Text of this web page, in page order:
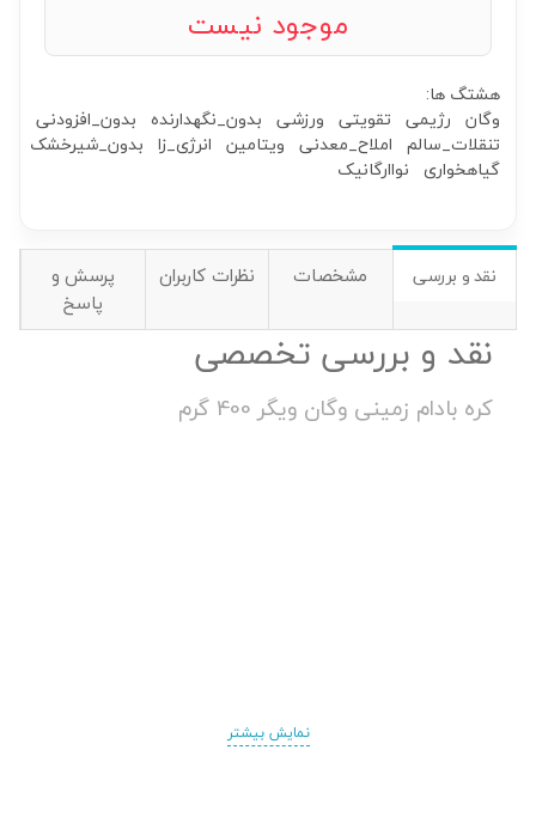
موجود نیست
هشتگ ها:
وگان رژیمی تقویتی ورزشی بدون_نگهدارنده بدون_افزودنی
تنقلات_سالم املاح_معدنی ویتامین انرژی_زا بدون_شیرخشک
گیاهخواری نواارگانیک
نقد و بررسی مشخصات نظرات کاربران
پرسش و
پاسخ
نقد و بررسی تخصصی
کره بادام زمینی وگان ویگر 400 گرم
نمایش بیشتر